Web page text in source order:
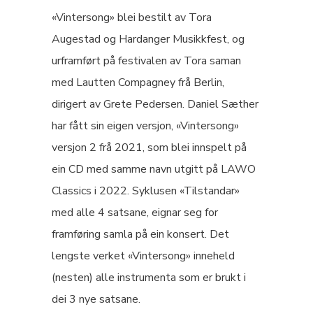
«Vintersong» blei bestilt av Tora
Augestad og Hardanger Musikkfest, og
urframført på festivalen av Tora saman
med Lautten Compagney frå Berlin,
dirigert av Grete Pedersen. Daniel Sæther
har fått sin eigen versjon, «Vintersong»
versjon 2 frå 2021, som blei innspelt på
ein CD med samme navn utgitt på LAWO
Classics i 2022. Syklusen «Tilstandar»
med alle 4 satsane, eignar seg for
framføring samla på ein konsert. Det
lengste verket «Vintersong» inneheld
(nesten) alle instrumenta som er brukt i
dei 3 nye satsane.